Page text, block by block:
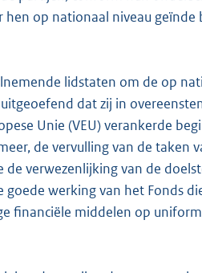
op nationaal niveau geïnde
lidstaten om de op
dat zij in
Unie (VEU) verankerde
de vervulling van de taken
verwezenlijking van de
werking van het Fonds
financiële middelen op